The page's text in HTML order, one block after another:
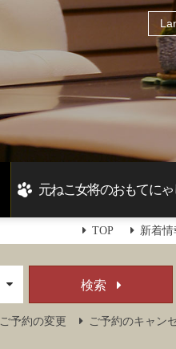
元ねこ女将のおもてにゃ
TOP 新着情
ご予約の変更 ご予約のキャン